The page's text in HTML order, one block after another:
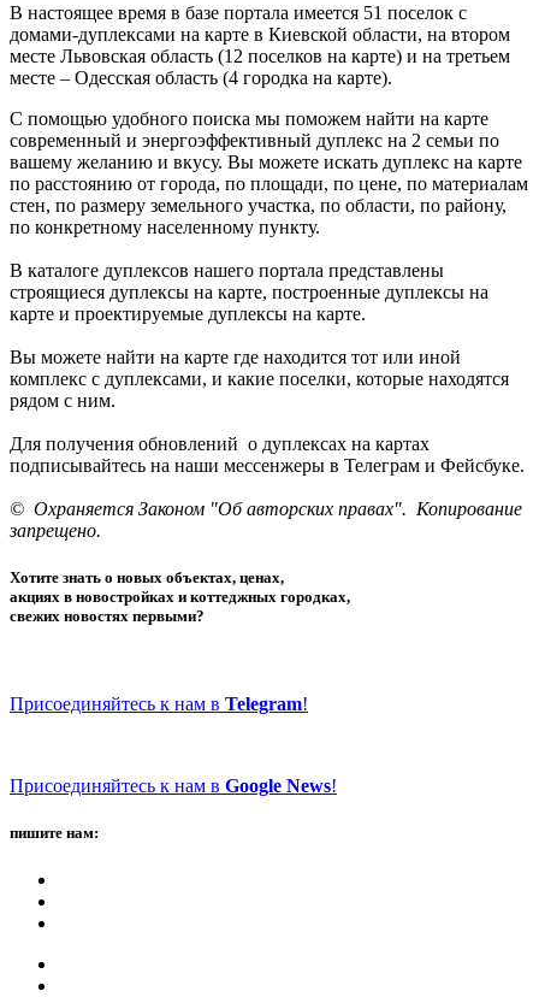
В настоящее время в базе портала имеется 51 поселок с
домами-дуплексами на карте в Киевской области, на втором
месте Львовская область (12 поселков на карте) и на третьем
месте – Одесская область (4 городка на карте).
С помощью удобного поиска мы поможем найти на карте
современный и энергоэффективный дуплекс на 2 семьи по
вашему желанию и вкусу. Вы можете искать дуплекс на карте
по расстоянию от города, по площади, по цене, по материалам
стен, по размеру земельного участка, по области, по району,
по конкретному населенному пункту.
В каталоге дуплексов нашего портала представлены
строящиеся дуплексы на карте, построенные дуплексы на
карте и проектируемые дуплексы на карте.
Вы можете найти на карте где находится тот или иной
комплекс с дуплексами, и какие поселки, которые находятся
рядом с ним.
Для получения обновлений о дуплексах на картах
подписывайтесь на наши мессенжеры в Телеграм и Фейсбуке.
© Охраняется Законом "Об авторских правах". Копирование
запрещено.
Хотите знать о новых объектах, ценах,
акциях в новостройках и коттеджных городках,
свежих новостях первыми?
Присоединяйтесь к нам в Telegram!
Присоединяйтесь к нам в Google News!
пишите нам: